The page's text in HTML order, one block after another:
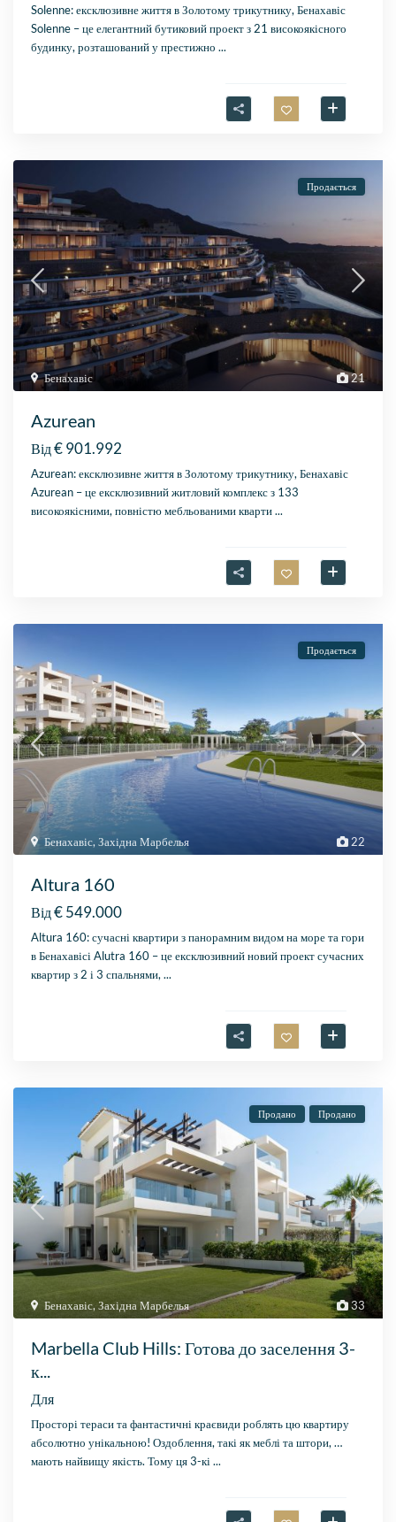
Solenne: ексклюзивне життя в Золотому трикутнику, Бенахавіс
Solenne – це елегантний бутиковий проект з 21 високоякісного
будинку, розташований у престижно...
21
Бенахавіс
Продається
Azurean
Від€ 901.992
Azurean: ексклюзивне життя в Золотому трикутнику, Бенахавіс
Azurean – це ексклюзивний житловий комплекс з 133
високоякісними, повністю мебльованими кварти...
22
Бенахавіс,Західна Марбелья
Продається
Altura 160
Від€ 549.000
Altura 160: сучасні квартири з панорамним видом на море та гори
в Бенахавісі Alutra 160 – це ексклюзивний новий проект сучасних
квартир з 2 і 3 спальнями,...
33
Бенахавіс,Західна Марбелья
Продано Продано
Marbella Club Hills: Готова до заселення 3-
к...
Для
Просторі тераси та фантастичні краєвиди роблять цю квартиру
абсолютно унікальною! Оздоблення, такі як меблі та штори, …
мають найвищу якість. Тому ця 3-кі...